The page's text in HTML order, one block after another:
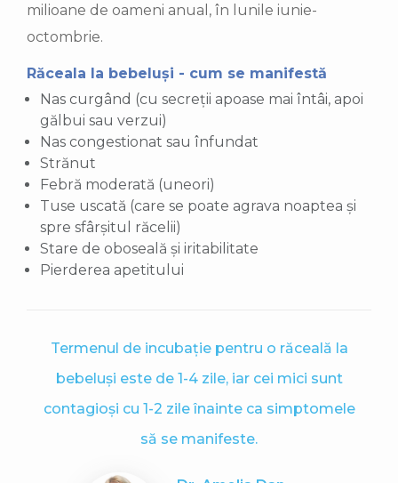
milioane de oameni anual, în lunile iunie-
octombrie.
Răceala la bebeluși - cum se manifestă
Nas curgând (cu secreții apoase mai întâi, apoi
gălbui sau verzui)
Nas congestionat sau înfundat
Strănut
Febră moderată (uneori)
Tuse uscată (care se poate agrava noaptea și
spre sfârșitul răcelii)
Stare de oboseală și iritabilitate
Pierderea apetitului
Termenul de incubație pentru o răceală la
bebeluși este de 1-4 zile, iar cei mici sunt
contagioși cu 1-2 zile înainte ca simptomele
să se manifeste.